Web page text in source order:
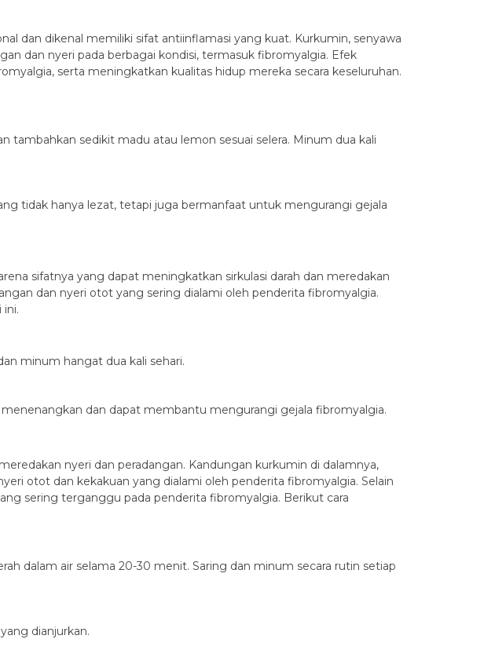
dan dikenal memiliki sifat antiinflamasi yang kuat. Kurkumin, senyawa
dan nyeri pada berbagai kondisi, termasuk fibromyalgia. Efek
serta meningkatkan kualitas hidup mereka secara keseluruhan.
tambahkan sedikit madu atau lemon sesuai selera. Minum dua kali
tidak hanya lezat, tetapi juga bermanfaat untuk mengurangi gejala
sifatnya yang dapat meningkatkan sirkulasi darah dan meredakan
dan nyeri otot yang sering dialami oleh penderita fibromyalgia.
minum hangat dua kali sehari.
dan dapat membantu mengurangi gejala fibromyalgia.
nyeri dan peradangan. Kandungan kurkumin di dalamnya,
otot dan kekakuan yang dialami oleh penderita fibromyalgia. Selain
sering terganggu pada penderita fibromyalgia. Berikut cara
dalam air selama 20-30 menit. Saring dan minum secara rutin setiap
dianjurkan.